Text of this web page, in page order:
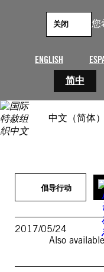
您
ENGLISH
简中
关闭
中文（简体）
倡导行动
2017/05/24
Also